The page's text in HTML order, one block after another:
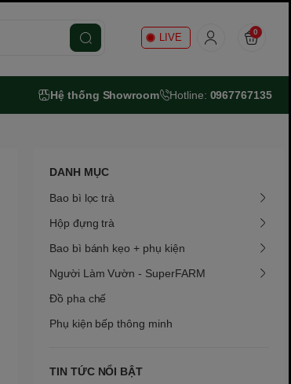
LIVE 0
Hệ thống Showroom Hotline: 0967767135
DANH MỤC
Bao bì lọc trà
Hộp đựng trà
Bao bì bánh kẹo + phụ kiện
Người Làm Vườn - SuperFARM
Đồ pha chế
Phụ kiện bếp thông minh
TIN TỨC NỔI BẬT